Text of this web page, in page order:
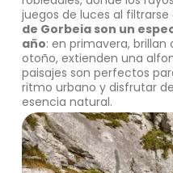
juegos de luces al filtrarse
de Gorbeia son un
año: en primavera,
otoño, extienden una
paisajes son perfectos
ritmo urbano y disfrutar
esencia natural.